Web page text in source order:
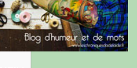
le navigateur pour mon prochain commentaire.